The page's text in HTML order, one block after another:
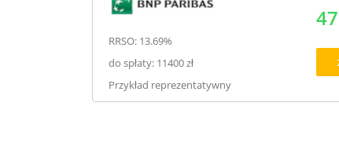
RRSO: 13.69%
do spłaty: 11400 zł
Przykład reprezentatywny